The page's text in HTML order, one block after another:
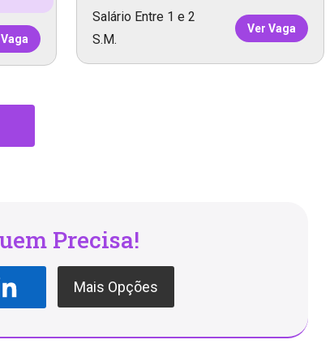
Salário Entre 1 e 2
S.M.
Ver Vaga
Precisa!
Mais Opções